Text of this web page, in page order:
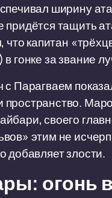
ширину
тащить
что капитан
гонке за звание
Парагваем
своего
этим не
добавляет злости.
огонь